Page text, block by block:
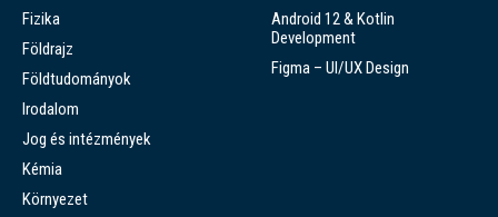
Fizika
Földrajz
Földtudományok
Irodalom
Jog és intézmények
Kémia
Környezet
Android 12 & Kotlin
Development
Figma – UI/UX Design